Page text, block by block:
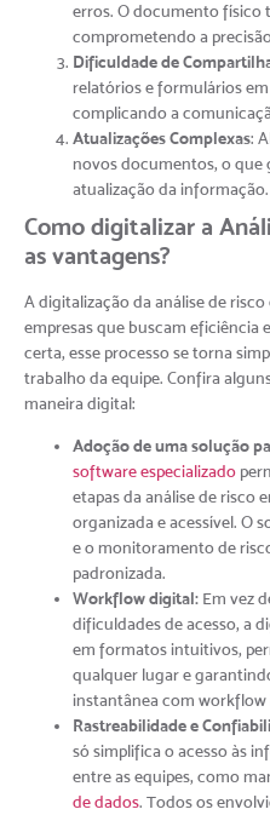
erros. O documento físico
comprometendo a
Dificuldade de
relatórios e formulários
complicando a
Atualizações Complexas:
novos documentos, o que
atualização da informação.
Como digitalizar a
as vantagens?
A digitalização da análise de
empresas que buscam eficiência
certa, esse processo se torna
trabalho da equipe. Confira
maneira digital:
Adoção de uma solução
software especializado
etapas da análise de risco
organizada e acessível. O
e o monitoramento de
padronizada.
Workflow digital: Em vez
dificuldades de acesso, a
em formatos intuitivos,
qualquer lugar e
instantânea com
Rastreabilidade e
só simplifica o acesso às
entre as equipes, como
de dados. Todos os